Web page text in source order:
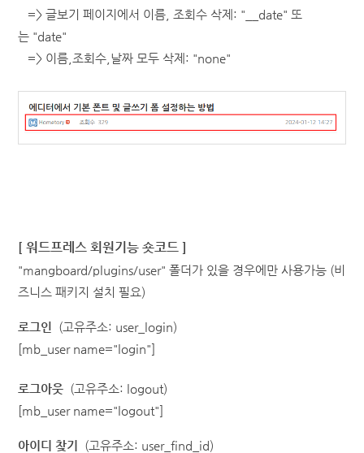
=> 글보기 페이지에서 이름, 조회수 삭제: "__date" 또
는 "date"
=> 이름,조회수,날짜 모두 삭제: "none"
[ 워드프레스 회원기능 숏코드 ]
"mangboard/plugins/user" 폴더가 있을 경우에만 사용가능 (비
즈니스 패키지 설치 필요)
로그인 (고유주소: user_login)
[mb_user name="login"]
로그아웃 (고유주소: logout)
[mb_user name="logout"]
아이디 찾기
(고유주소: user_find_id)